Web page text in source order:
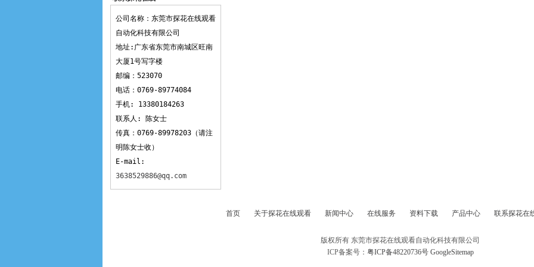
观看
公司名称：东莞市探花在线观看
自动化科技有限公司
地址:广东省东莞市南城区旺南
大厦1号写字楼
邮编：523070
电话：0769-89774084
手机: 13380184263
联系人: 陈女士
传真：0769-89978203（请注
明陈女士收）
E-mail:
3638529886@qq.com
首页 关于探花在线观看 新闻中心 在线服务 资料下载 产品中心 联系探花在
版权所有 东莞市探花在线观看自动化科技有限公司
ICP备案号： 粤ICP备48220736号 GoogleSitemap